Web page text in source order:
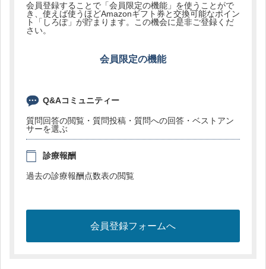
会員登録することで「会員限定の機能」を使うことがで
き、使えば使うほどAmazonギフト券と交換可能なポイン
ト「しろぽ」が貯まります。この機会に是非ご登録くだ
さい。
会員限定の機能
Q&Aコミュニティー
質問回答の閲覧・質問投稿・質問への回答・ベストアン
サーを選ぶ
診療報酬
過去の診療報酬点数表の閲覧
会員登録フォームへ